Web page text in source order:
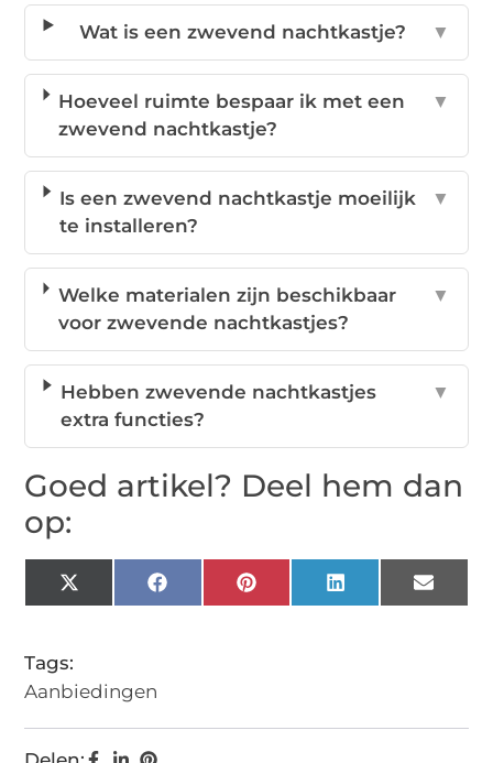
Wat is een zwevend nachtkastje? ▼
Hoeveel ruimte bespaar ik met een
zwevend nachtkastje?
▼
Is een zwevend nachtkastje moeilijk
te installeren?
▼
Welke materialen zijn beschikbaar
voor zwevende nachtkastjes?
▼
Hebben zwevende nachtkastjes
extra functies?
▼
Goed artikel? Deel hem dan
op:
X
(Twitter)
FacebookPinterestLinkedIn Email
Tags:
Aanbiedingen